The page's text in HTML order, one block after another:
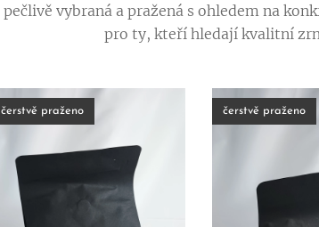
pečlivě vybraná a pražená s ohledem na
pro ty, kteří hledají kvalitní
čerstvě praženo čerstvě praženo